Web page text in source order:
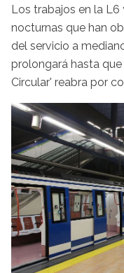
Los trabajos en la
nocturnas que han
del servicio a
prolongará hasta
Circular' reabra por